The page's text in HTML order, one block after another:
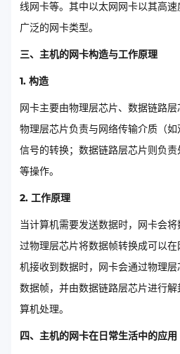
线网卡等。其中以太网网卡以其高
广泛的网卡类型。
三、主机的网卡构造与工作原理
1. 构造
网卡主要由物理层芯片、数据链路层
物理层芯片负责与网络传输介质（
信号的转换；数据链路层芯片则负
等操作。
2. 工作原理
当计算机需要发送数据时，网卡会
过物理层芯片将数据帧转换成可以
机接收到数据时，网卡会通过物理
数据帧，并由数据链路层芯片进行
算机处理。
四、主机的网卡在日常生活中的应用